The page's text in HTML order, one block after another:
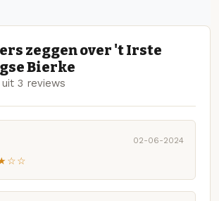
zeggen over 't Irste
Bierke
uit 3 reviews
02-06-2024